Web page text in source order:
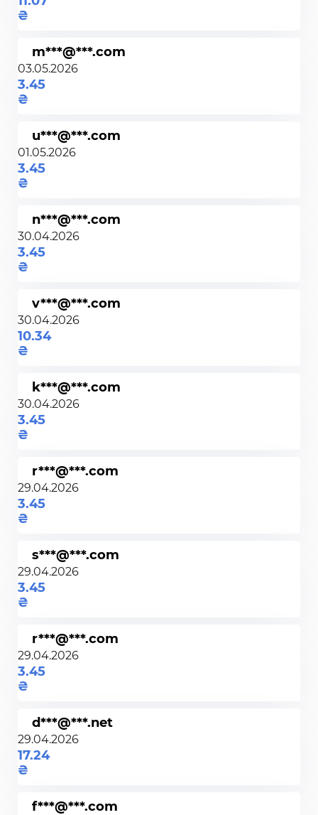
m***@***.com
03.05.2026
3.45
u***@***.com
01.05.2026
3.45
n***@***.com
30.04.2026
3.45
v***@***.com
30.04.2026
10.34
k***@***.com
30.04.2026
3.45
r***@***.com
29.04.2026
3.45
s***@***.com
29.04.2026
3.45
r***@***.com
29.04.2026
3.45
d***@***.net
29.04.2026
17.24
f***@***.com